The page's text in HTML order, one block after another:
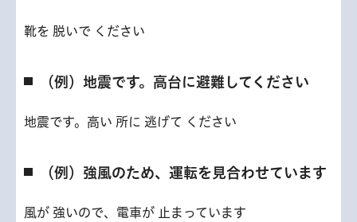
靴を 脱いで ください
（例）地震です。高台に避難してください
地震です。高い 所に 逃げて ください
（例）強風のため、運転を見合わせています
風が 強いので、電車が 止まっています